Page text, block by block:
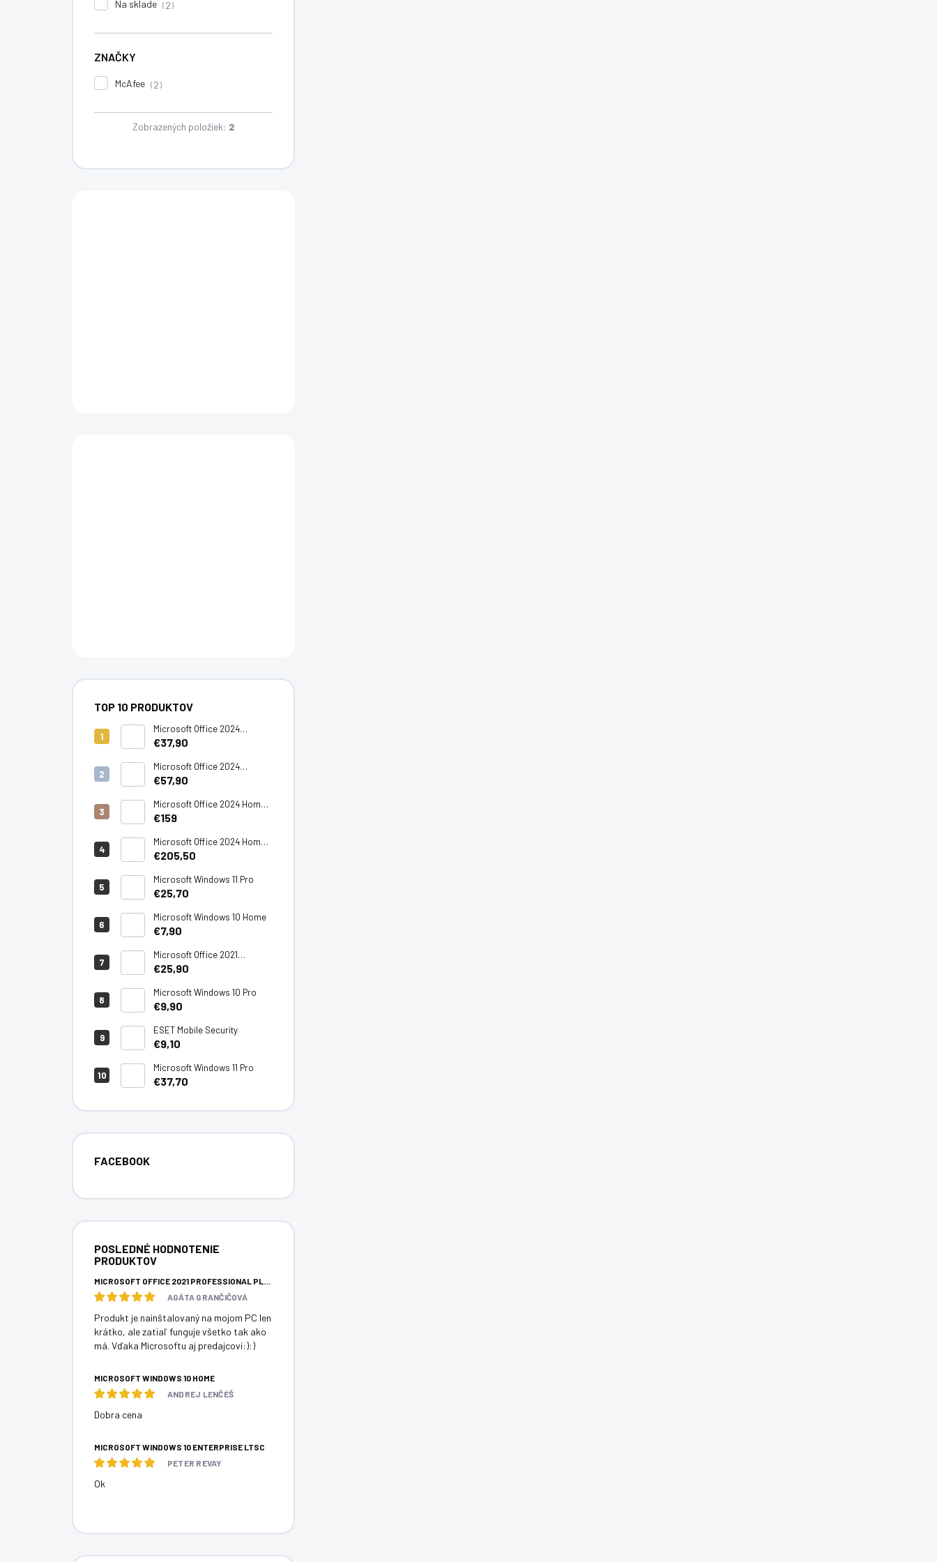
Na sklade 2
ZNAČKY
McAfee 2
Zobrazených položiek: 2
TOP 10 PRODUKTOV
Microsoft Office 2024
Standard LTSC
€37,90
Microsoft Office 2024
Professional Plus LTSC
€57,90
Microsoft Office 2024 Home -
PC/Mac
€159
Microsoft Office 2024 Home
& Business - PC/Mac
€205,50
Microsoft Windows 11 Pro
€25,70
Microsoft Windows 10 Home
€7,90
Microsoft Office 2021
Professional Plus
€25,90
Microsoft Windows 10 Pro
€9,90
ESET Mobile Security
€9,10
Microsoft Windows 11 Pro
€37,70
FACEBOOK
POSLEDNÉ HODNOTENIE
PRODUKTOV
MICROSOFT OFFICE 2021 PROFESSIONAL PLUS
AGÁTA GRANČIČOVÁ
Produkt je nainštalovaný na mojom PC len
krátko, ale zatiaľ funguje všetko tak ako
má. Vďaka Microsoftu aj predajcovi:):)
MICROSOFT WINDOWS 10 HOME
ANDREJ LENČÉŠ
Dobra cena
MICROSOFT WINDOWS 10 ENTERPRISE LTSC
PETER REVAY
Ok